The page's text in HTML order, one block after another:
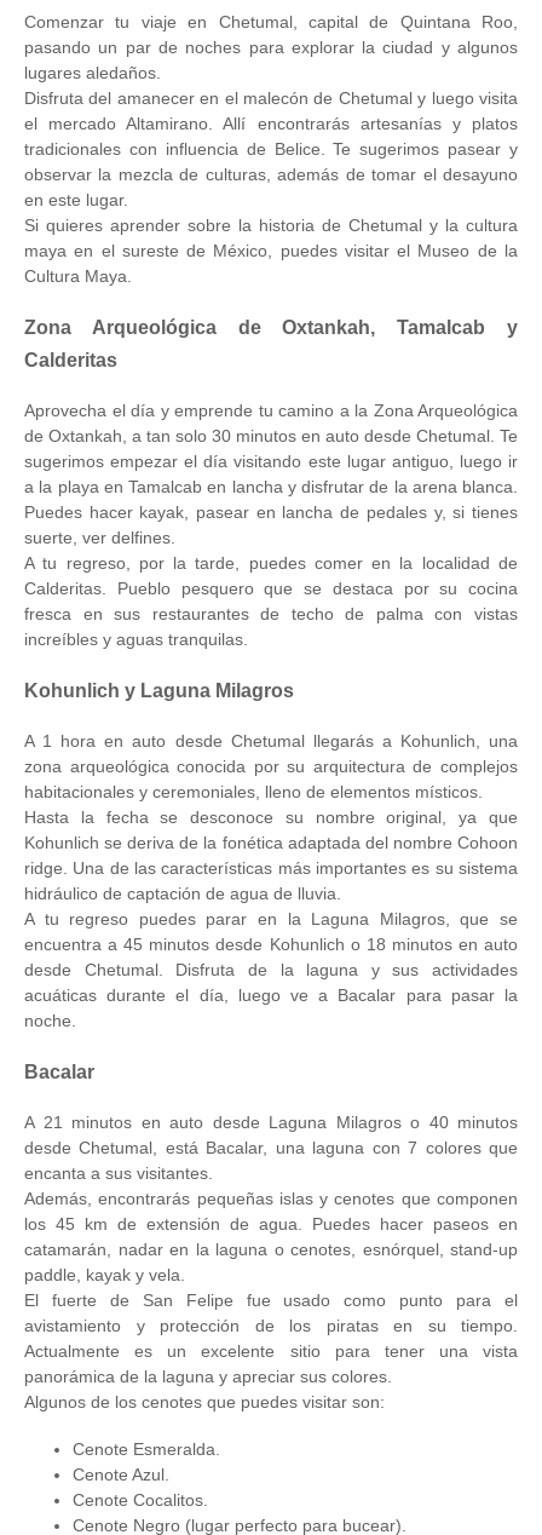
Comenzar tu viaje en Chetumal, capital de Quintana Roo,
pasando un par de noches para explorar la ciudad y algunos
lugares aledaños.
Disfruta del amanecer en el malecón de Chetumal y luego visita
el mercado Altamirano. Allí encontrarás artesanías y platos
tradicionales con influencia de Belice. Te sugerimos pasear y
observar la mezcla de culturas, además de tomar el desayuno
en este lugar.
Si quieres aprender sobre la historia de Chetumal y la cultura
maya en el sureste de México, puedes visitar el Museo de la
Cultura Maya.
Zona Arqueológica de Oxtankah, Tamalcab y
Calderitas
Aprovecha el día y emprende tu camino a la Zona Arqueológica
de Oxtankah, a tan solo 30 minutos en auto desde Chetumal. Te
sugerimos empezar el día visitando este lugar antiguo, luego ir
a la playa en Tamalcab en lancha y disfrutar de la arena blanca.
Puedes hacer kayak, pasear en lancha de pedales y, si tienes
suerte, ver delfines.
A tu regreso, por la tarde, puedes comer en la localidad de
Calderitas. Pueblo pesquero que se destaca por su cocina
fresca en sus restaurantes de techo de palma con vistas
increíbles y aguas tranquilas.
Kohunlich y Laguna Milagros
A 1 hora en auto desde Chetumal llegarás a Kohunlich, una
zona arqueológica conocida por su arquitectura de complejos
habitacionales y ceremoniales, lleno de elementos místicos.
Hasta la fecha se desconoce su nombre original, ya que
Kohunlich se deriva de la fonética adaptada del nombre Cohoon
ridge. Una de las características más importantes es su sistema
hidráulico de captación de agua de lluvia.
A tu regreso puedes parar en la Laguna Milagros, que se
encuentra a 45 minutos desde Kohunlich o 18 minutos en auto
desde Chetumal. Disfruta de la laguna y sus actividades
acuáticas durante el día, luego ve a Bacalar para pasar la
noche.
Bacalar
A 21 minutos en auto desde Laguna Milagros o 40 minutos
desde Chetumal, está Bacalar, una laguna con 7 colores que
encanta a sus visitantes.
Además, encontrarás pequeñas islas y cenotes que componen
los 45 km de extensión de agua. Puedes hacer paseos en
catamarán, nadar en la laguna o cenotes, esnórquel, stand-up
paddle, kayak y vela.
El fuerte de San Felipe fue usado como punto para el
avistamiento y protección de los piratas en su tiempo.
Actualmente es un excelente sitio para tener una vista
panorámica de la laguna y apreciar sus colores.
Algunos de los cenotes que puedes visitar son:
Cenote Esmeralda.
Cenote Azul.
Cenote Cocalitos.
Cenote Negro (lugar perfecto para bucear).